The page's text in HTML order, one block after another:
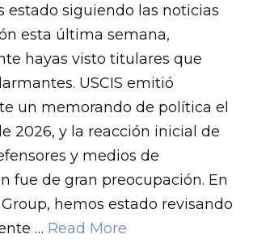
estado siguiendo las noticias
esta última semana,
hayas visto titulares que
USCIS emitió
un memorando de política el
2026, y la reacción inicial de
y medios de
fue de gran preocupación. En
hemos estado revisando
… Read More